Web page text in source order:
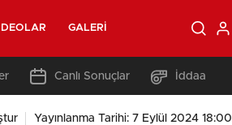
GALERI
Canlı Sonuçlar İddaa
Yayınlanma Tarihi: 7 Eylül 2024 18:00